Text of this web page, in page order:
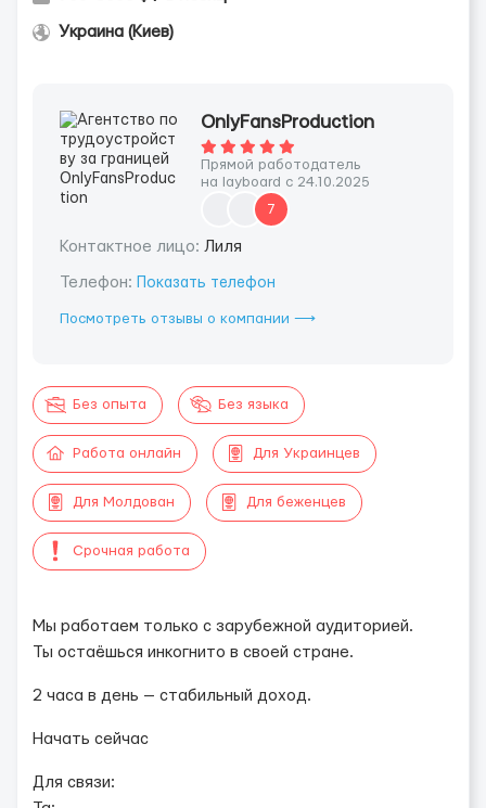
Украина (Киев)
OnlyFansProduction
Прямой работодатель
на layboard с 24.10.2025
7
Контактное лицо: Лиля
Телефон: Показать телефон
Посмотреть отзывы о компании ⟶
Без опыта Без языка
Работа онлайн Для Украинцев
Для Молдован Для беженцев
Срочная работа
Мы работаем только с зарубежной аудиторией.
Ты остаёшься инкогнито в своей стране.
2 часа в день — стабильный доход.
Начать сейчас
Для связи: